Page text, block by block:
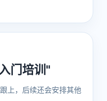
门培训"
上，后续还会安排其他